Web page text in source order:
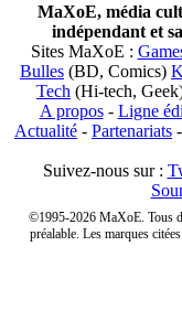
MaXoE, média
indépendant et
Sites MaXoE :
Bulles (BD, Comics)
Tech (Hi-tech,
A propos- Ligne
Actualité - Partenariats -
Suivez-nous sur :
©1995-2026 MaXoE. Tous
préalable. Les marques